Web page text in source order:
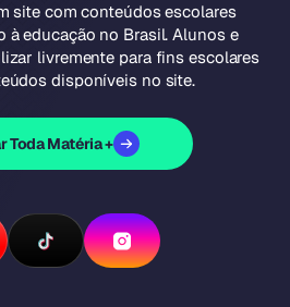
site com conteúdos escolares
à educação no Brasil. Alunos e
livremente para fins escolares
disponíveis no site.
Toda Matéria +